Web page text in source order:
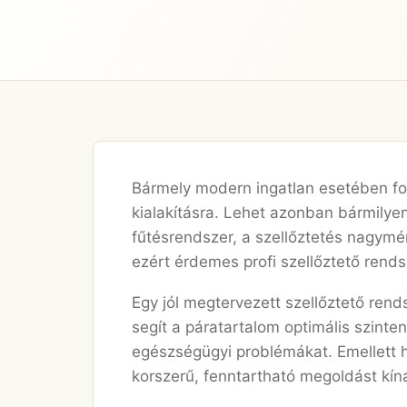
Bármely modern ingatlan esetében
kialakításra. Lehet azonban
fűtésrendszer, a szellőztetés
ezért érdemes profi szellőztető
Egy jól megtervezett szellőztető
segít a páratartalom optimális
egészségügyi problémákat. Emellett
korszerű, fenntartható megoldást